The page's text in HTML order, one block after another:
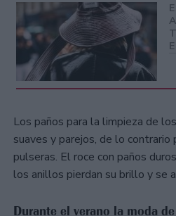
Los paños para la limpieza de
suaves y parejos, de lo
pulseras. El roce con paños
los anillos pierdan su brillo y se
Durante el verano la moda